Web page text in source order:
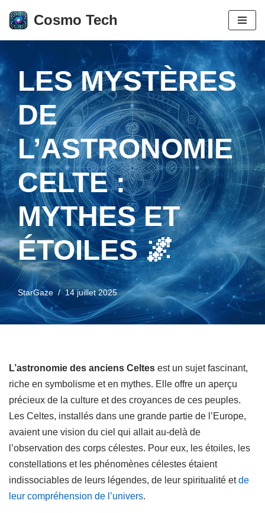
Aller
au
Cosmo Tech
LES MYSTÈRES
DE
L’ASTRONOMIE
CELTE :
MYTHES ET
ÉTOILES 🌌
StarGaze 14 juillet 2025
L’astronomie des anciens Celtes est un sujet fascinant,
riche en symbolisme et en mythes. Elle offre un aperçu
précieux de la culture et des croyances de ces peuples.
Les Celtes, installés dans une grande partie de l’Europe,
avaient une vision du ciel qui allait au-delà de
l’observation des corps célestes. Pour eux, les étoiles, les
constellations et les phénomènes célestes étaient
indissociables de leurs légendes, de leur spiritualité etde
leur compréhension de l’univers.